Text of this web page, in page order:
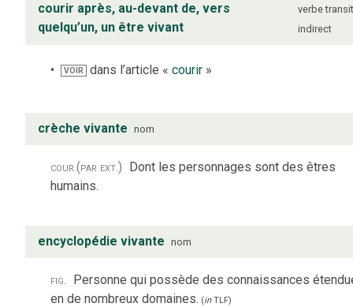
courir après, au-devant de, vers
quelqu’un, un être vivant
verbe
indirect
VOIR dans l’article «courir »
crèche vivante nom
cour.(par ext.) Dont les personnages sont des êtres
humains.
encyclopédie vivante nom
fig. Personne qui possède des connaissances
en de nombreux domaines. (inTLF)